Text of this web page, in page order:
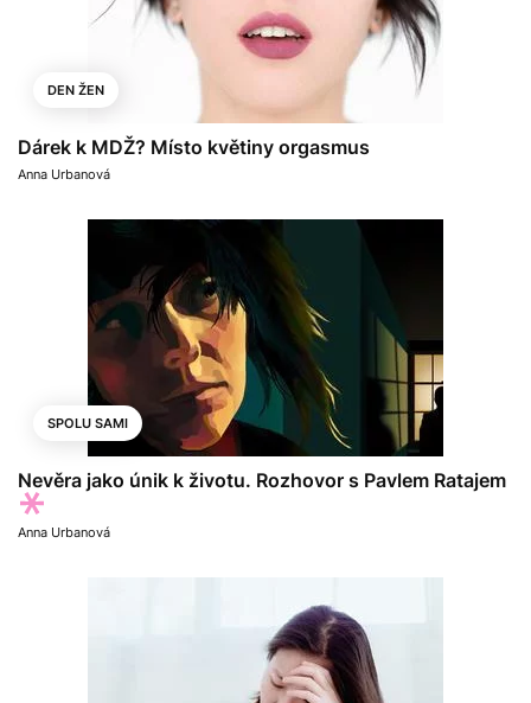
DEN ŽEN
Dárek k MDŽ? Místo květiny orgasmus
Anna Urbanová
SPOLU SAMI
Nevěra jako únik k životu. Rozhovor s Pavlem Ratajem
Anna Urbanová